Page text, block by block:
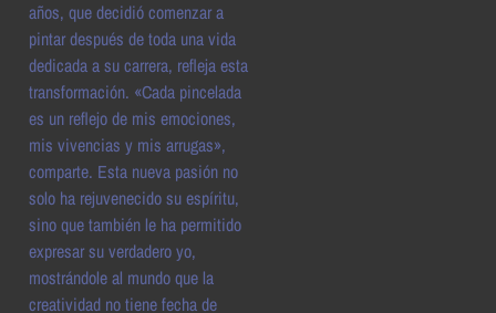
años, que decidió comenzar a
pintar después de toda una vida
dedicada a su carrera, refleja esta
transformación. «Cada pincelada
es un reflejo de mis emociones,
mis vivencias y mis arrugas»,
comparte. Esta nueva pasión no
solo ha rejuvenecido su espíritu,
sino que también le ha permitido
expresar su verdadero yo,
mostrándole al mundo que la
creatividad no tiene fecha de